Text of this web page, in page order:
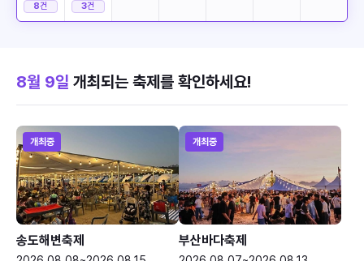
8건 3건
8월 9일 개최되는 축제를 확인하세요!
개최중
송도해변축제
개최중
부산바다축제